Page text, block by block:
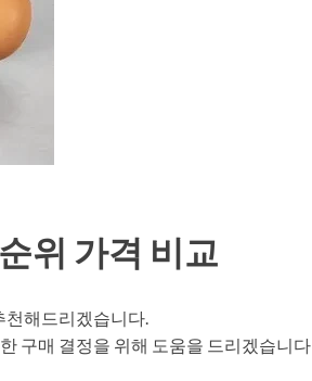
위 가격 비교
천해드리겠습니다.
구매 결정을 위해 도움을 드리겠습니다